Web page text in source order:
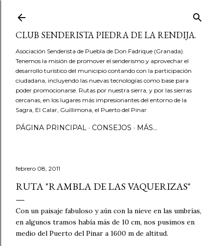
CLUB SENDERISTA PIEDRA DE LA RENDIJA.
Asociación Senderista de Puebla de Don Fadrique (Granada).
Tenemos la misión de promover el senderismo y aprovechar el
desarrollo turístico del municipio contando con la participación
ciudadana, incluyendo las nuevas tecnologías como base para
poder promocionarse. Rutas por nuestra sierra, y por las sierras
cercanas, en los lugares más impresionantes del entorno de la
Sagra, El Calar, Guillimona, el Puerto del Pinar
PÁGINA PRINCIPAL CONSEJOS MÁS…
febrero 08, 2011
RUTA "RAMBLA DE LAS VAQUERIZAS"
Con un paisaje fabuloso y aún con la nieve en las umbrías,
en algunos tramos había más de 10 cm, nos pusimos en
medio del Puerto del Pinar a 1600 m de altitud.